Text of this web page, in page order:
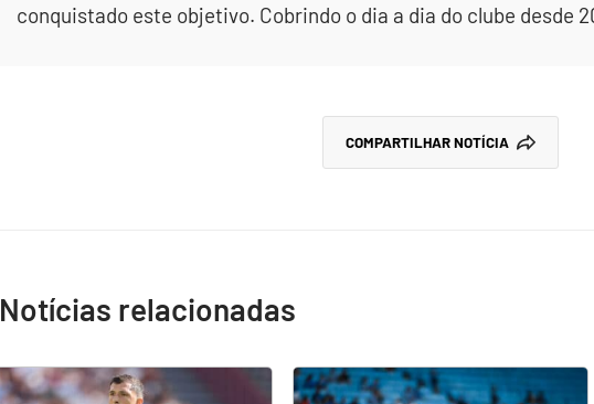
conquistado este objetivo. Cobrindo o dia a dia do clube desde
COMPARTILHAR NOTÍCIA
Notícias relacionadas